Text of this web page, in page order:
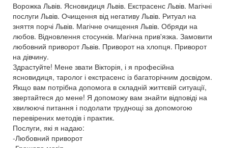
Ворожка Львів. Ясновидиця Львів. Екстрасенс Львів. Магічні
послуги Львів. Очищення від негативу Львів. Ритуал на
зняття порчі Львів. Магічне очищення Львів. Обряди на
любов. Відновлення стосунків. Магічна прив'язка. Замовити
любовний приворот Львів. Приворот на хлопця. Приворот
на дівчину.
Здрастуйте! Мене звати Вікторія, і я професійна
ясновидиця, таролог і екстрасенс із багаторічним досвідом.
Якщо вам потрібна допомога в складній життєвій ситуації,
звертайтеся до мене! Я допоможу вам знайти відповіді на
хвилюючі питання і подолати труднощі за допомогою
перевірених методів і практик.
Послуги, які я надаю:
-Любовний приворот